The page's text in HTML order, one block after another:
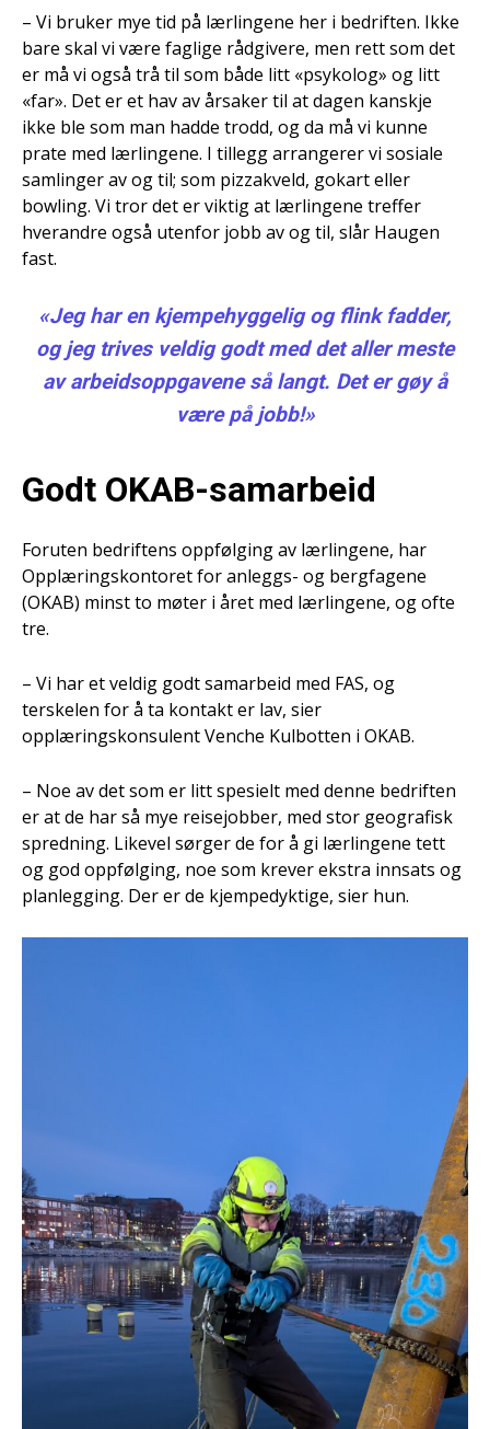
– Vi bruker mye tid på lærlingene her i bedriften. Ikke
bare skal vi være faglige rådgivere, men rett som det
er må vi også trå til som både litt «psykolog» og litt
«far». Det er et hav av årsaker til at dagen kanskje
ikke ble som man hadde trodd, og da må vi kunne
prate med lærlingene. I tillegg arrangerer vi sosiale
samlinger av og til; som pizzakveld, gokart eller
bowling. Vi tror det er viktig at lærlingene treffer
hverandre også utenfor jobb av og til, slår Haugen
fast.
«Jeg har en kjempehyggelig og flink fadder,
og jeg trives veldig godt med det aller meste
av arbeidsoppgavene så langt. Det er gøy å
være på jobb!»
Godt OKAB-samarbeid
Foruten bedriftens oppfølging av lærlingene, har
Opplæringskontoret for anleggs- og bergfagene
(OKAB) minst to møter i året med lærlingene, og ofte
tre.
– Vi har et veldig godt samarbeid med FAS, og
terskelen for å ta kontakt er lav, sier
opplæringskonsulent Venche Kulbotten i OKAB.
– Noe av det som er litt spesielt med denne bedriften
er at de har så mye reisejobber, med stor geografisk
spredning. Likevel sørger de for å gi lærlingene tett
og god oppfølging, noe som krever ekstra innsats og
planlegging. Der er de kjempedyktige, sier hun.